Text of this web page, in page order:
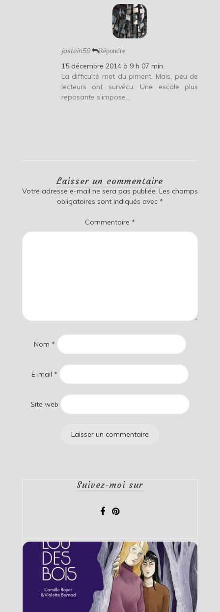
jostein59 Répondre
15 décembre 2014 à 9 h 07 min
La difficulté met du piment. Mais, peu de
lecteurs ont survécu. Une escale plus
reposante s’impose…
Laisser un commentaire
Votre adresse e-mail ne sera pas publiée. Les champs
obligatoires sont indiqués avec *
Commentaire *
Nom *
E-mail *
Site web
Suivez-moi sur